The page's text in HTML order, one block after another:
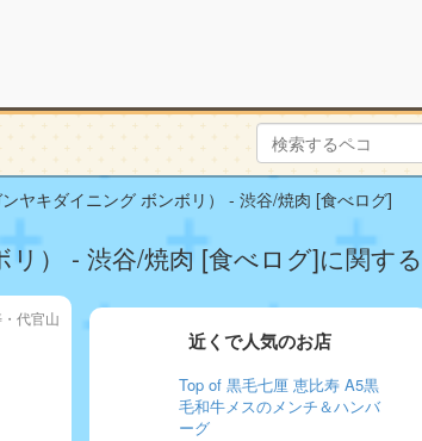
ヤキダイニング ボンボリ） - 渋谷/焼肉 [食べログ]
） - 渋谷/焼肉 [食べログ]に関す
代官山
近くで人気のお店
Top of 黒毛七厘 恵比寿 A5黒
毛和牛メスのメンチ＆ハンバ
ーグ